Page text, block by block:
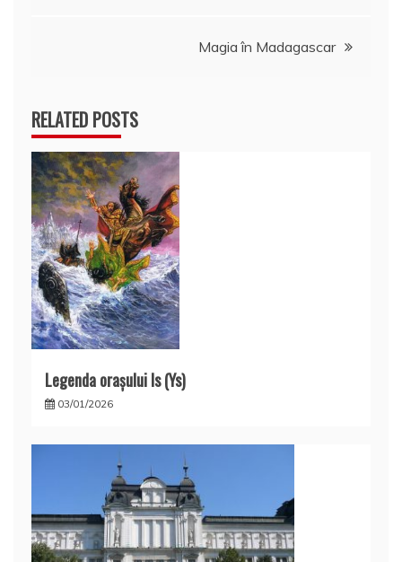
Magia în Madagascar
RELATED POSTS
Legenda oraşului Is (Ys)
03/01/2026